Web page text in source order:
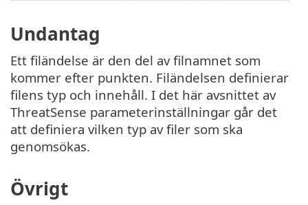
Undantag
Ett filändelse är den del av filnamnet som
kommer efter punkten. Filändelsen definierar
filens typ och innehåll. I det här avsnittet av
ThreatSense parameterinställningar går det
att definiera vilken typ av filer som ska
genomsökas.
Övrigt